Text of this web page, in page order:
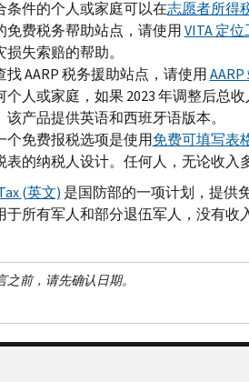
条件的个人或家庭可以在志愿者所得
免费税务帮助站点，请使用VITA定位
损失索赔的帮助。
找AARP税务援助站点，请使用AARP
个人或家庭，如果 2023 年调整后总收
该产品提供英语和西班牙语版本。
个免费报税选项是使用免费可填写表
表的纳税人设计。任何人，无论收入
(英文) 是国防部的一项计划，提供
于所有军人和部分退伍军人，没有收
前，请先确认日期。